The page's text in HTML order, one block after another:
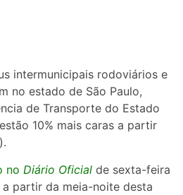
intermunicipais rodoviários e
no estado de São Paulo,
de Transporte do Estado
10% mais caras a partir
no Diário Oficial de sexta-feira
partir da meia-noite desta